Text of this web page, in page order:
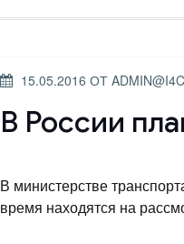
ОПУБЛИКОВАНО
15.05.2016 ОТ
В России
В министерстве
время находятся на